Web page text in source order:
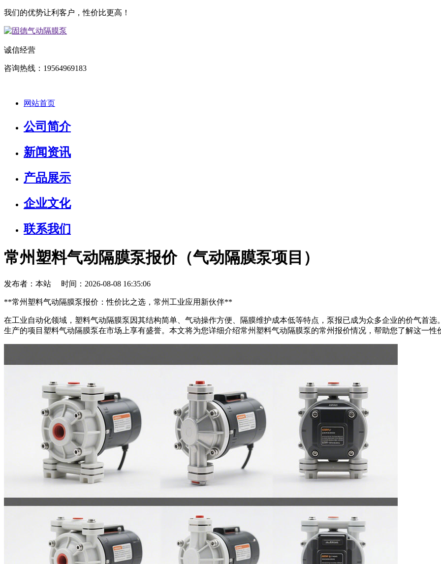
我们的优势让利客户，性价比更高！
诚信经营
咨询热线：19564969183
网站首页
公司简介
新闻资讯
产品展示
企业文化
联系我们
常州塑料气动隔膜泵报价（气动隔膜泵项目）
发布者：本站 时间：2026-08-08 16:35:06
**常州塑料气动隔膜泵报价：性价比之选，常州工业应用新伙伴**
在工业自动化领域，塑料气动隔膜泵因其结构简单、气动操作方便、隔膜维护成本低等特点，泵报已成为众多企业的价气首
生产的项目塑料气动隔膜泵在市场上享有盛誉。本文将为您详细介绍常州塑料气动隔膜泵的常州报价情况，帮助您了解这一性